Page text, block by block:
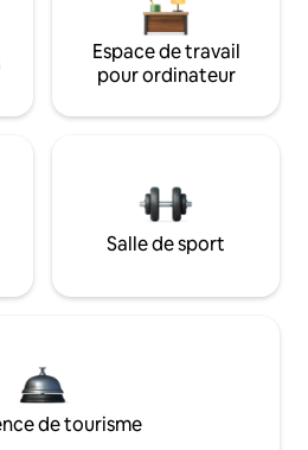
Espace de travail
pour ordinateur
Salle de sport
de tourisme